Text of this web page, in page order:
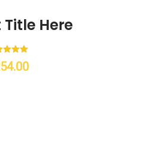
Here
Note
5.00